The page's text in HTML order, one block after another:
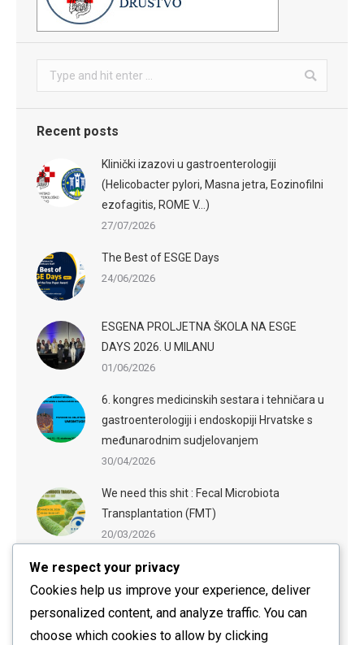
Search:
Recent posts
Klinički izazovi u gastroenterologiji
(Helicobacter pylori, Masna jetra, Eozinofilni
ezofagitis, ROME V…)
27/07/2026
The Best of ESGE Days
24/06/2026
ESGENA PROLJETNA ŠKOLA NA ESGE
DAYS 2026. U MILANU
01/06/2026
6. kongres medicinskih sestara i tehničara u
gastroenterologiji i endoskopiji Hrvatske s
međunarodnim sudjelovanjem
30/04/2026
We need this shit : Fecal Microbiota
Transplantation (FMT)
20/03/2026
ESGE-ESGENA Webinar: Sedation in
Endoscopy: Evidence-Based Practices and
Practical Guidance
20/03/2026
We respect your privacy
Cookies help us improve your experience, deliver
personalized content, and analyze traffic. You can
choose which cookies to allow by clicking